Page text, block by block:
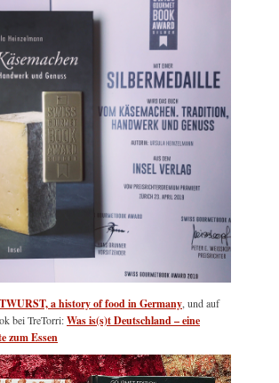
a history of food in Germany , und auf
bei TreTorri:Was is(s)t Deutschland – eine
zum Essen